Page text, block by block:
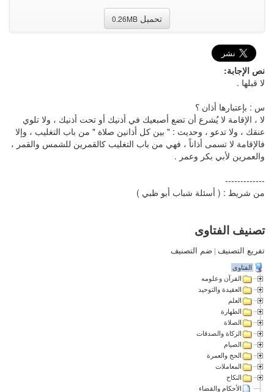
تحميل 0.26MB
نص الإجابة:
لا قبلها .
س : بإعتبارها أذان ؟
لا ، الإقامة لا يُشرع أن تضع أصبعيك في أذنيك أو تحت أذنيك ، ولا تلوي
عنقك ، ولا تدعو ، وحديث : " بين كل أذانين صلاة " من باب التغليب ، وإلا
فالإقامة لا تسمى أذاناً ، فهي من باب التغليب كالقمرين للشمس والقمر ،
والعمرين لأبي بكر وعمر .
-------------
من شريط : ( أسئلة شباب أبو ظبي )
تصنيف الفتاوى
تفريع التصنيف | ضم التصنيف
الفتاوى
القرآن وعلومه
العقيدة والتوحيد
العلم
الطهارة
الصلاة
الزكاة والصدقات
الصيام
الحج والعمرة
المعاملات
النكاح
الأحكام والقضاء